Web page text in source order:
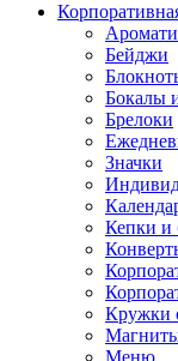
Бейджи
Бокалы
Брелоки
Значки
Кепки и
Кружки